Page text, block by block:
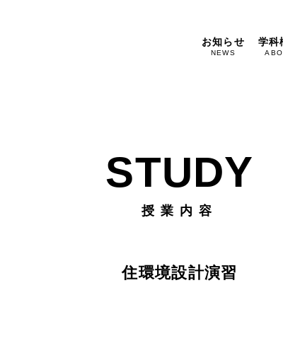
お知らせ
NEWS
学科
STUDY
授業内容
住環境設計演習